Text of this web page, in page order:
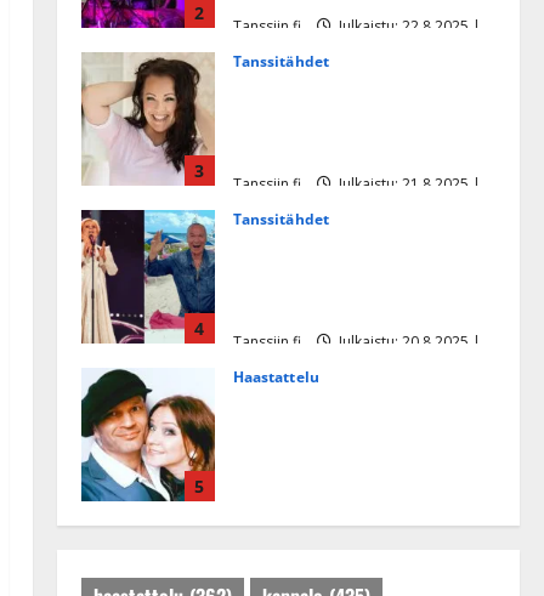
2
Tanssiin.fi
Julkaistu: 22.8.2025 |
3
Tanssitähdet
Tanssiin.fi
Julkaistu: 21.8.2025 |
4
Tanssitähdet
Tanssiin.fi
Julkaistu: 20.8.2025 |
5
Haastattelu
Tanssiin.fi
Julkaistu: 27.4.2025 |